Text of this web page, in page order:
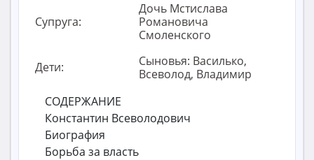
Супруга:
Дочь Мстислава
Романовича
Смоленского
Дети:
Сыновья: Василько,
Всеволод, Владимир
СОДЕРЖАНИЕ
Константин Всеволодович
Биография
Борьба за власть